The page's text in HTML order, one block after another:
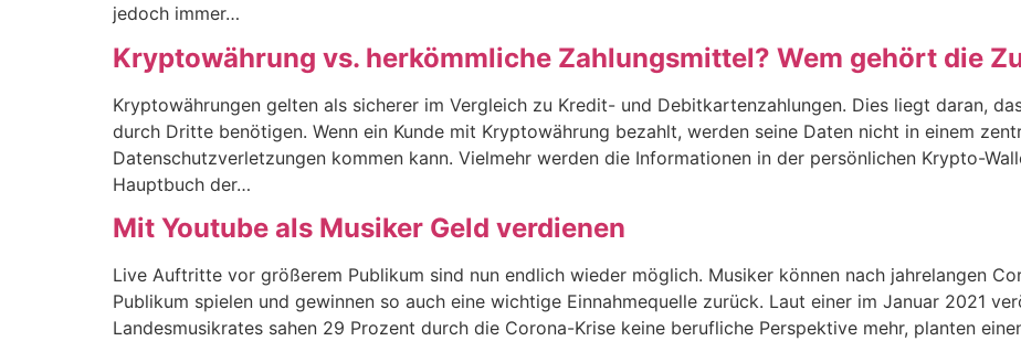
jedoch immer…
Kryptowährung vs. herkömmliche Zahlungsmittel? Wem gehört die
Kryptowährungen gelten als sicherer im Vergleich zu Kredit- und Debitkartenzahlungen. Dies liegt daran,
durch Dritte benötigen. Wenn ein Kunde mit Kryptowährung bezahlt, werden seine Daten nicht in einem
Datenschutzverletzungen kommen kann. Vielmehr werden die Informationen in der persönlichen Krypto-
Hauptbuch der…
Mit Youtube als Musiker Geld verdienen
Live Auftritte vor größerem Publikum sind nun endlich wieder möglich. Musiker können nach jahrelangen
Publikum spielen und gewinnen so auch eine wichtige Einnahmequelle zurück. Laut einer im Januar 2021
Landesmusikrates sahen 29 Prozent durch die Corona-Krise keine berufliche Perspektive mehr, planten